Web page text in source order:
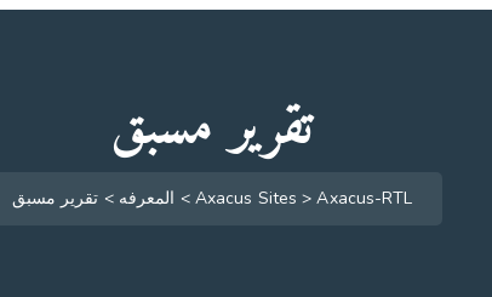
تقرير مسبق
Axacus Sites >Axacus-RTL
> المعرفه > تقرير مسبق